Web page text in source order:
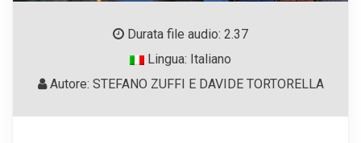
Durata file audio: 2.37
Lingua: Italiano
Autore: STEFANO ZUFFI E DAVIDE TORTORELLA